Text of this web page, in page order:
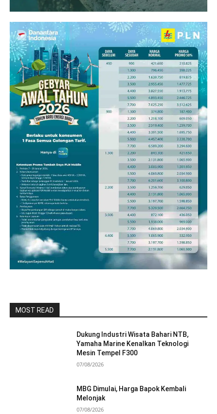
MOST READ
Dukung Industri Wisata Bahari NTB,
Yamaha Marine Kenalkan Teknologi
Mesin Tempel F300
07/08/2026
MBG Dimulai, Harga Bapok Kembali
Melonjak
07/08/2026